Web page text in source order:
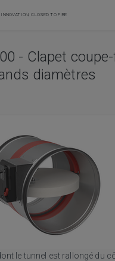
INNOVATION, CLOSED TO FIRE
- Clapet
diamètres
le tunnel est rallongé du